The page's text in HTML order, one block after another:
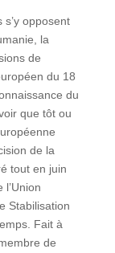
s’y opposent
la
de
du 18
du
que tôt ou
de la
tout en juin
Stabilisation
Fait à
de